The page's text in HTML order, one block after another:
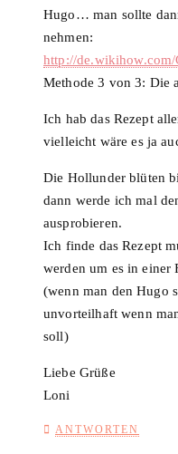
Hugo… man sollte
nehmen:
http://
Methode 3 von 3: Die
Ich hab das Rezept
vielleicht wäre es ja
Die Hollunder blüten
dann werde ich mal
ausprobieren.
Ich finde das Rezept
werden um es in
(wenn man den Hugo
unvorteilhaft wenn
soll)
Liebe Grüße
Loni
ANTWORTEN